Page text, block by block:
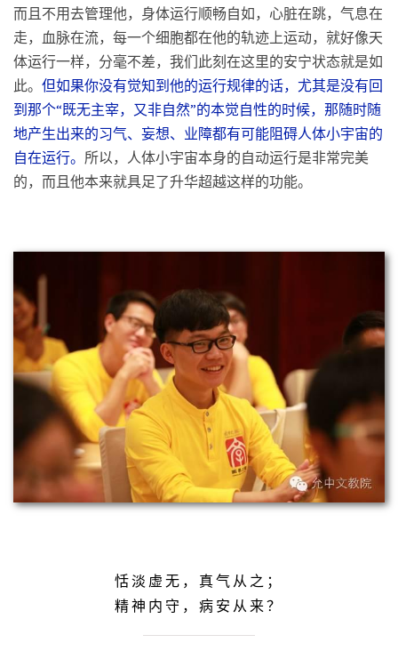
地产生出来的习气、妄想、业障都有可能阻碍人体小宇宙的
自在运行。所以，人体小宇宙本身的自动运行是非常完美
的，而且他本来就具足了升华超越这样的功能。
恬淡虚无，
真气从之；
精神内守，病安从来？